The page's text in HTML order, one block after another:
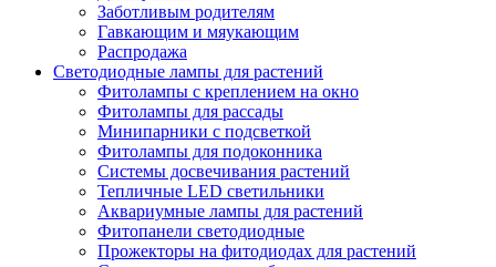
Заботливым родителям
Гавкающим и мяукающим
Распродажа
Светодиодные лампы для растений
Фитолампы с креплением на окно
Фитолампы для рассады
Минипарники с подсветкой
Фитолампы для подоконника
Системы досвечивания растений
Тепличные LED светильники
Аквариумные лампы для растений
Фитопанели светодиодные
Прожекторы на фитодиодах для растений